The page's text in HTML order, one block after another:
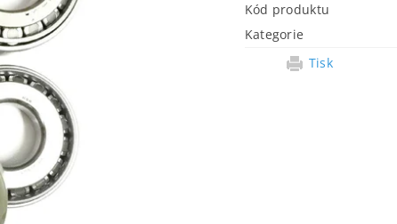
Kód produktu
Kategorie
Tisk